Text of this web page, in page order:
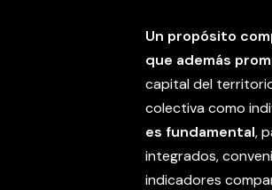
Un propósito
que además
capital del
colectiva como
es fundamental,
integrados,
indicadores